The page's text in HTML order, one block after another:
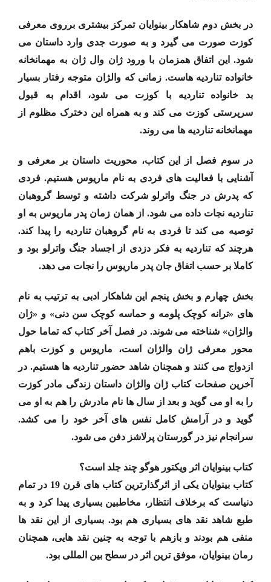
در بخش دوم شاهکار بینوایان تمرکز بیشتری برروی معرفی
کوزت صورت می گیرد و به صورت جدی وارد داستان می
شود. این اتفاق همزمان با ورود ژان وال ژان به مهمانخانه
خانواده تناردیه هاست. زمانی که والژان متوجه رفتار بسیار
بد خانواده تناردیه با کوزت می شود، اقدام به قبول
سرپرستی کوزت می کند و به همراه این دخترک مظلوم از
مهمانخانه تناردیه ها می روند.
در سوم فصل از این کتاب، محوریت داستان بر معرفی و
آشنایی با فعالیت های فردی به نام ماریوس هستیم. فردی
که پدرش در جنگ واترلو شرکت داشته و توسط گروهبان
تناردیه نجات داده می شود. از همان زمان پدر ماریوس به او
توصیه می کند تا فردی به نام گروهبان تناردیه را پیدا کند.
هرچند که تناردیه به فکر دزدی از اجساد جنگ واترلو بود و
کاملا بر حسب اتفاق جان پدر ماریوس را نجات می دهد.
بخش چهارم و بخش پنجم این شاهکار ادبی به ترتیب به نام
های «ترانه کوچک پلومه و حماسه کوچک سن دنی» و «ژان
والژان» شناخته می شوند. در فصل آخر کتاب که تماما حول
محور معرفی ژان والژان است، ماریوس و کوزت باهم
ازدواج می کنند و همچنان شاهد حضور تناردیه ها هستیم. در
آخرین صفحات کتاب ژان والژان داستان زندگی مادر کوزت
را به او می گوید و بعد از سال ها نام مادرش را هم به او می
گوید و در آرامش کامل نفس های آخر خود را می کشد.
سرانجام نیز در گورستان پرلاشز دفن می شود.
کتاب بینوایان اثر ویکتور هوگو چند جلد است؟
کتاب بینوایان یکی از اثرگذارترین کتاب های قرن 19 در تمام
دنیاست که برخلاف انتظار، مخاطبین بسیاری پیدا کرد و به
طبع شاهد نقد های بسیاری هم بود. بسیاری از این نقد ها
منفی هم بودند و بازهم با توجه به چنین نقد هایی، همچنان
رمان بینوایان، موفق ترین اثر در سطح بین المللی بود.